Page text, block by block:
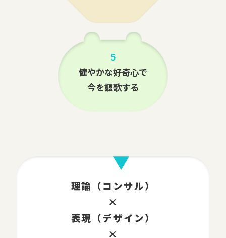
5
健やかな好奇心で
今を謳歌する
理論（コンサル）
×
表現（デザイン）
×